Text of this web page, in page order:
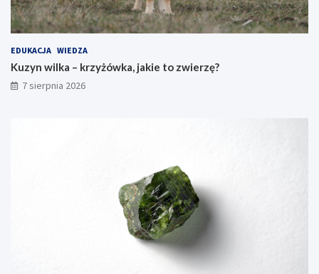
EDUKACJA WIEDZA
Kuzyn wilka – krzyżówka, jakie to zwierzę?
7 sierpnia 2026